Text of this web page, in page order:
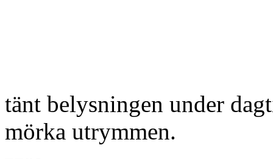
tänt belysningen under
mörka utrymmen.